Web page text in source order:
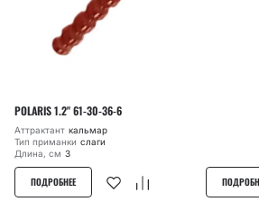
POLARIS 1.2" 61-30-36-6
Аттрактант кальмар
Тип приманки слаги
Длина, см 3
ПОДРОБНЕЕ